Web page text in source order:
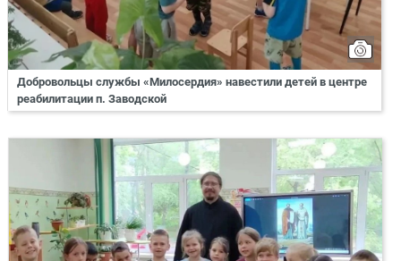
Добровольцы службы «Милосердия» навестили детей в центре
реабилитации п. Заводской